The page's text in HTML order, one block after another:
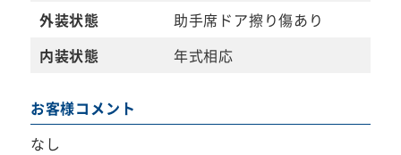
外装状態
助手席ドア擦り傷あり
内装状態
年式相応
お客様コメント
なし